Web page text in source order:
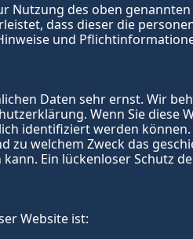
des oben
dass dieser die
und
Daten sehr ernst. Wir
Wenn Sie
identifiziert werden
welchem Zweck das
Ein lückenloser Schutz
Website ist: